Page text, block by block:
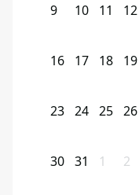
9 10 11 12
16 17 18 19
23 24 25 26
30 31 1 2